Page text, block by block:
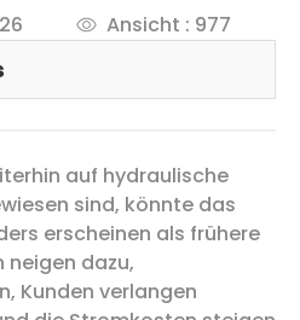
Ansicht : 977
auf hydraulische
sind, könnte das
erscheinen als frühere
neigen dazu,
Kunden verlangen